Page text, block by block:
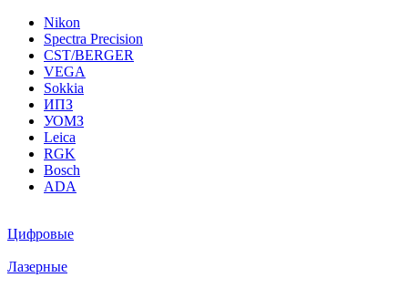
Nikon
Spectra Precision
CST/BERGER
VEGA
Sokkia
ИПЗ
УОМЗ
Leica
RGK
Bosch
ADA
Цифровые
Лазерные